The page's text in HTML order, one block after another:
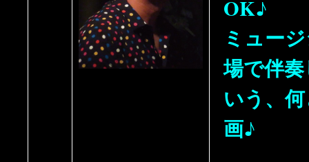
OK♪
ミュー
場で伴
いう、
画♪